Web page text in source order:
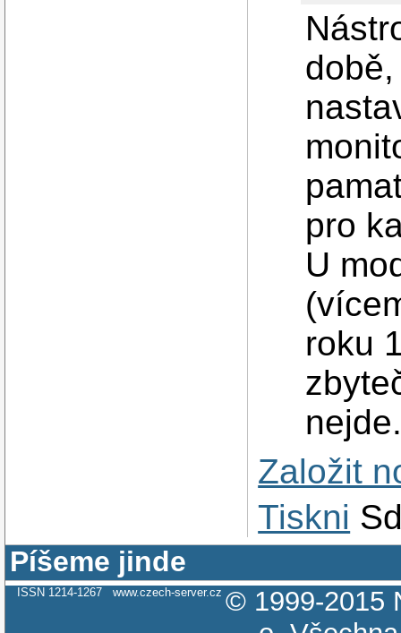
pro
U
roku
Založit
Tiskni
Píšeme jinde
ISSN 1214-1267 www.czech-server.cz © 1999-2015